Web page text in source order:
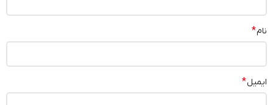
نام*
ایمیل*